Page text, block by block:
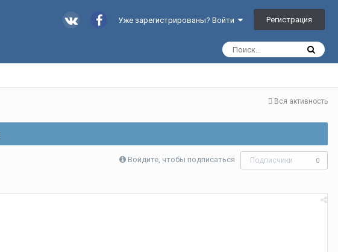
Уже зарегистрированы? Войти Регистрация
Вся активность
Войдите, чтобы подписаться Подписчики 0